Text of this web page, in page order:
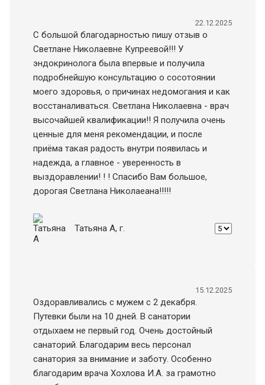
22.12.2025
С большой благодарностью пишу отзыв о
Светлане Николаевне Купреевой!!! У
эндокринолога была впервые и получила
подробнейшую консультацию о сосотоянии
моего здоровья, о причинах недомогания и как
восстаналиваться. Светлана Николаевна - врач
высочайшей квалификации!! Я получила очень
ценные для меня рекомендации, и после
приëма такая радость внутри появилась и
надежда, а главное - уверенность в
выздоравлении! ! ! Спасибо Вам большое,
дорогая Светлана Николаеана!!!!!
Татьяна A, г.
15.12.2025
Оздоравливались с мужем с 2 декабря.
Путевки были на 10 дней. В санатории
отдыхаем не первый год. Очень достойный
санаторий. Благодарим весь персонал
санатория за внимание и заботу. Особенно
благодарим врача Хохлова И.А. за грамотно